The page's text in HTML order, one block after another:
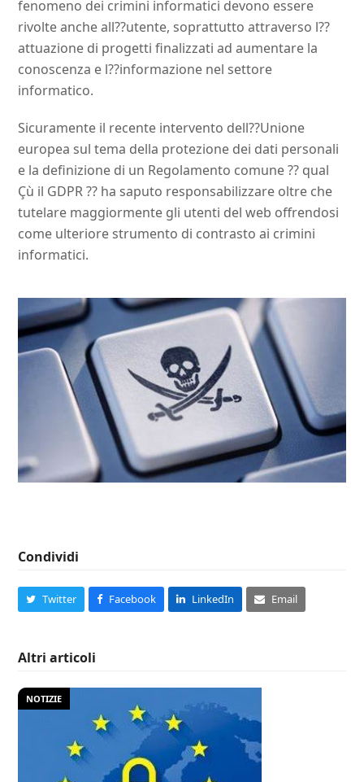
fenomeno dei crimini informatici devono essere
rivolte anche all??utente, soprattutto attraverso l??
attuazione di progetti finalizzati ad aumentare la
conoscenza e l??informazione nel settore
informatico.
Sicuramente il recente intervento dell??Unione
europea sul tema della protezione dei dati personali
e la definizione di un Regolamento comune ?? qual
Çù il GDPR ?? ha saputo responsabilizzare oltre che
tutelare maggiormente gli utenti del web offrendosi
come ulteriore strumento di contrasto ai crimini
informatici.
Condividi
Twitter Facebook LinkedIn Email
Altri articoli
NOTIZIE